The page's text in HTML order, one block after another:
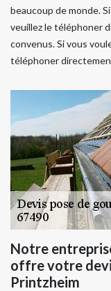
beaucoup de monde.
veuillez le téléphoner
convenus. Si vous
téléphoner
Notre
offre votre
Printzheim